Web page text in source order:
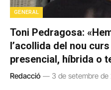
GENERAL
Toni Pedragosa:
l’acollida del nou
presencial, híbrida o
Redacció 3 de setembre de